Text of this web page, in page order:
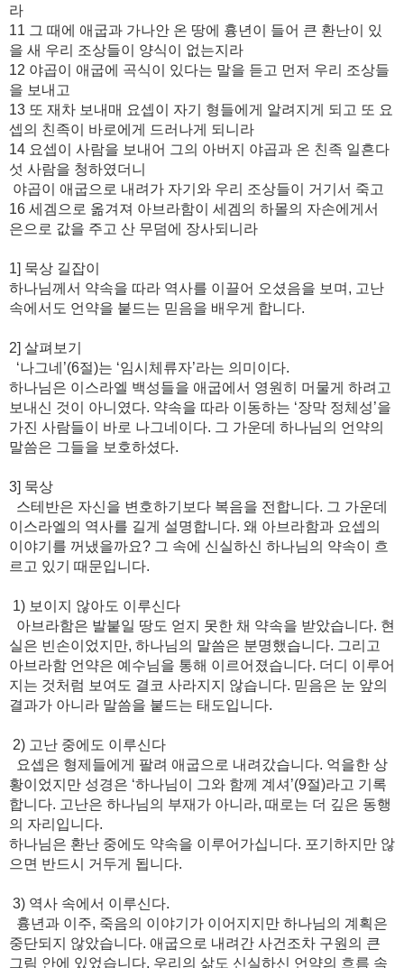
라
11 그 때에 애굽과 가나안 온 땅에 흉년이 들어 큰 환난이 있
을 새 우리 조상들이 양식이 없는지라
12 야곱이 애굽에 곡식이 있다는 말을 듣고 먼저 우리 조상들
을 보내고
13 또 재차 보내매 요셉이 자기 형들에게 알려지게 되고 또 요
셉의 친족이 바로에게 드러나게 되니라
14 요셉이 사람을 보내어 그의 아버지 야곱과 온 친족 일흔다
섯 사람을 청하였더니
야곱이 애굽으로 내려가 자기와 우리 조상들이 거기서 죽고
16 세겜으로 옮겨져 아브라함이 세겜의 하몰의 자손에게서
은으로 값을 주고 산 무덤에 장사되니라
1] 묵상 길잡이
하나님께서 약속을 따라 역사를 이끌어 오셨음을 보며, 고난
속에서도 언약을 붙드는 믿음을 배우게 합니다.
2] 살펴보기
‘나그네’(6절)는 ‘임시체류자’라는 의미이다.
하나님은 이스라엘 백성들을 애굽에서 영원히 머물게 하려고
보내신 것이 아니였다. 약속을 따라 이동하는 ‘장막 정체성’을
가진 사람들이 바로 나그네이다. 그 가운데 하나님의 언약의
말씀은 그들을 보호하셨다.
3] 묵상
스테반은 자신을 변호하기보다 복음을 전합니다. 그 가운데
이스라엘의 역사를 길게 설명합니다. 왜 아브라함과 요셉의
이야기를 꺼냈을까요? 그 속에 신실하신 하나님의 약속이 흐
르고 있기 때문입니다.
1) 보이지 않아도 이루신다
아브라함은 발붙일 땅도 얻지 못한 채 약속을 받았습니다. 현
실은 빈손이었지만, 하나님의 말씀은 분명했습니다. 그리고
아브라함 언약은 예수님을 통해 이르어졌습니다. 더디 이루어
지는 것처럼 보여도 결코 사라지지 않습니다. 믿음은 눈 앞의
결과가 아니라 말씀을 붙드는 태도입니다.
2) 고난 중에도 이루신다
요셉은 형제들에게 팔려 애굽으로 내려갔습니다. 억을한 상
황이었지만 성경은 ‘하나님이 그와 함께 계셔’(9절)라고 기록
합니다. 고난은 하나님의 부재가 아니라, 때로는 더 깊은 동행
의 자리입니다.
하나님은 환난 중에도 약속을 이루어가십니다. 포기하지만 않
으면 반드시 거두게 됩니다.
3) 역사 속에서 이루신다.
흉년과 이주, 죽음의 이야기가 이어지지만 하나님의 계획은
중단되지 않았습니다. 애굽으로 내려간 사건조차 구원의 큰
그림 안에 있었습니다. 우리의 삶도 신실하신 언약의 흐름 속